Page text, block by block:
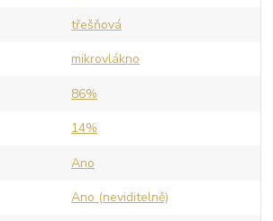
třešňová
mikrovlákno
86%
14%
Ano
Ano (neviditelně)